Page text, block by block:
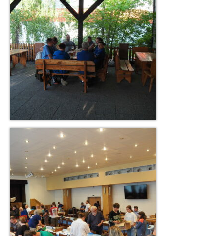
Bodovací pravidla – zkrácená
Pravidla porovnávacích soutěží
Reportáže
O nás
Základní informace
Jak se stát členem IPMS CZE
Ke stažení
Zahraniční kluby
Kontakty